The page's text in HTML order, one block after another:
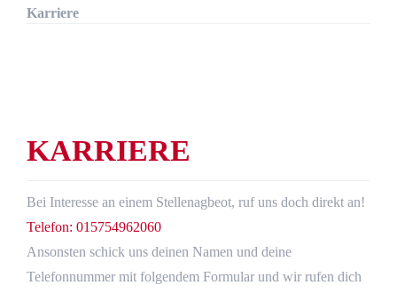
Karriere
KARRIERE
Bei Interesse an einem Stellenagbeot, ruf uns doch direkt an!
Telefon: 015754962060
Ansonsten schick uns deinen Namen und deine
Telefonnummer mit folgendem Formular und wir rufen dich